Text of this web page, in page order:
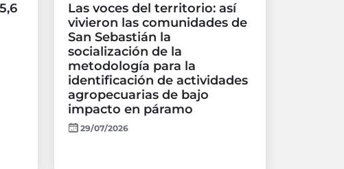
Las voces del territorio: así
vivieron las comunidades de
San Sebastián la
socialización de la
metodología para la
identificación de actividades
agropecuarias de bajo
impacto en páramo
29/07/2026